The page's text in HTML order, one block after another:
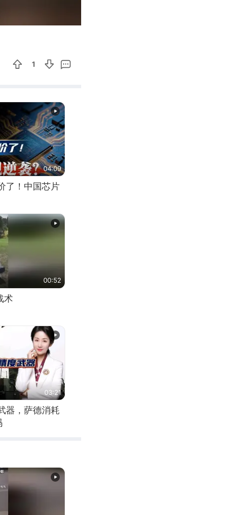
1
04:09
了！中国芯片
00:52
术
03:21
器，萨德消耗